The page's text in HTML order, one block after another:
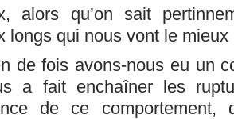
alors qu’on sait
longs qui nous vont le mieux
de fois avons-nous eu un
a fait enchaîner les
de ce